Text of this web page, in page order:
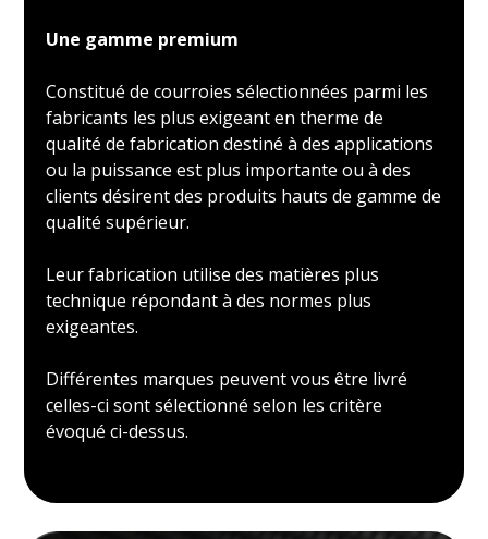
Une gamme premium
Constitué de courroies sélectionnées parmi les
fabricants les plus exigeant en therme de
qualité de fabrication destiné à des applications
ou la puissance est plus importante ou à des
clients désirent des produits hauts de gamme de
qualité supérieur.
Leur fabrication utilise des matières plus
technique répondant à des normes plus
exigeantes.
Différentes marques peuvent vous être livré
celles-ci sont sélectionné selon les critère
évoqué ci-dessus.